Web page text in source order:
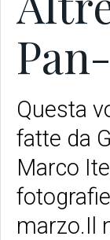
Questa
fatte da
Marco
marzo.Il